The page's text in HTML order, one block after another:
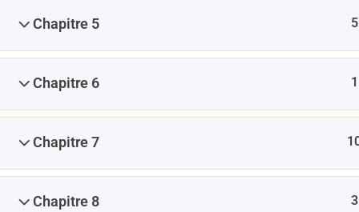
Chapitre 5 5
Chapitre 6 1
Chapitre 7
Chapitre 8 3